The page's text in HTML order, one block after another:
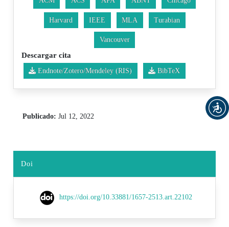
Harvard IEEE MLA Turabian
Vancouver
Descargar cita
Endnote/Zotero/Mendeley (RIS) BibTeX
Publicado: Jul 12, 2022
Doi
https://doi.org/10.33881/1657-2513.art.22102